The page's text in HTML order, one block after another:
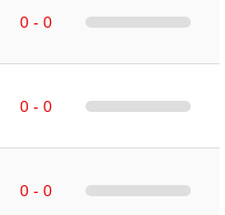
0 - 0
0 - 0
0 - 0